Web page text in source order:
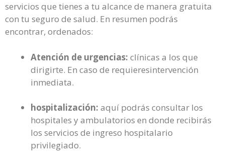
servicios que tienes a tu alcance de manera gratuita
con tu seguro de salud. En resumen podrás
encontrar, ordenados:
Atención de urgencias: clínicas a los que
dirigirte. En caso de requieresintervención
inmediata.
hospitalización: aquí podrás consultar los
hospitales y ambulatorios en donde recibirás
los servicios de ingreso hospitalario
privilegiado.